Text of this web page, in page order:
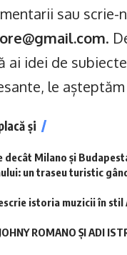
sau scrie-
.
ai idei de
le
și
decât Milano și
un traseu turistic
istoria muzicii în stil
ROMANO ȘI ADI